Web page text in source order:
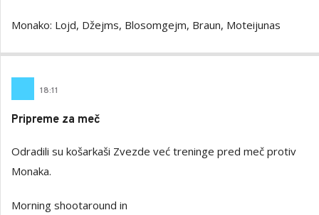
Monako: Lojd, Džejms, Blosomgejm, Braun, Moteijunas
18:11
Pripreme za meč
Odradili su košarkaši Zvezde već treninge pred meč protiv
Monaka.
Morning shootaround in